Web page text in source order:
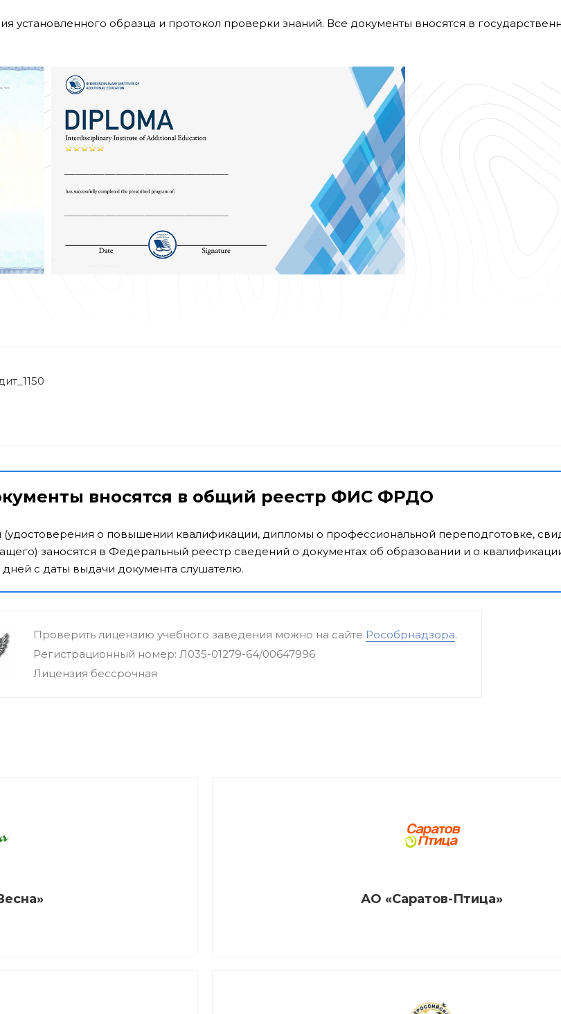
установленного образца и протокол проверки знаний. Все документы вносятся в
вносятся в общий реестр ФИС ФРДО
о повышении квалификации, дипломы о профессиональной переподготовке,
заносятся в Федеральный реестр сведений о документах об образовании и о
с даты выдачи документа слушателю.
Проверить лицензию учебного заведения можно на сайте Рособрнадзора.
Регистрационный номер: Л035-01279-64/00647996
Лицензия бессрочная
АО «Саратов-Птица»